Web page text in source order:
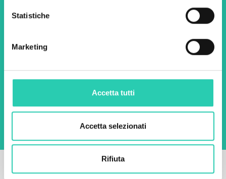
Statistiche
Marketing
Accetta tutti
Accetta selezionati
Rifiuta
Nome *
l'archiviazione e la gestione dei dati su questo